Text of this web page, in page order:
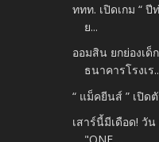
ททท. เปิดเกม “ ปี
ย...
ออมสิน ยกย่องเด็
ธนาคารโรงเร
“ แม็คยีนส์ ” เปิด
เสาร์นี้มีเดือด! วั